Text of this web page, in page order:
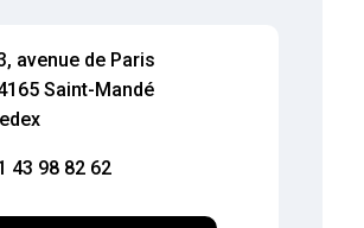
avenue de Paris
Saint-Mandé
43 98 82 62